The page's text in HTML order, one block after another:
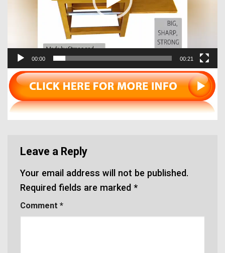
00:00 00:21
Leave a Reply
Your email address will not be published.
Required fields are marked *
Comment *